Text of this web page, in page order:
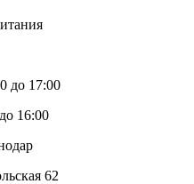
до 17:00
16:00
62